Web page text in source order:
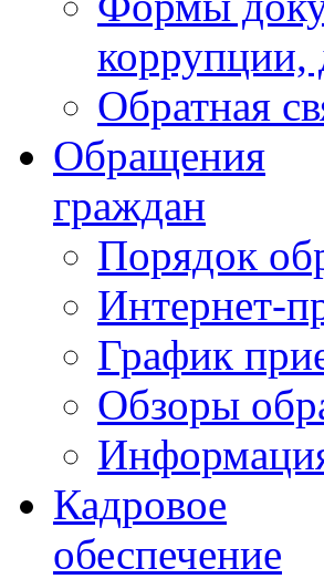
коррупции,
Обратная
Обращения
граждан
Порядок
Интернет-
График
Обзоры
Кадровое
обеспечение